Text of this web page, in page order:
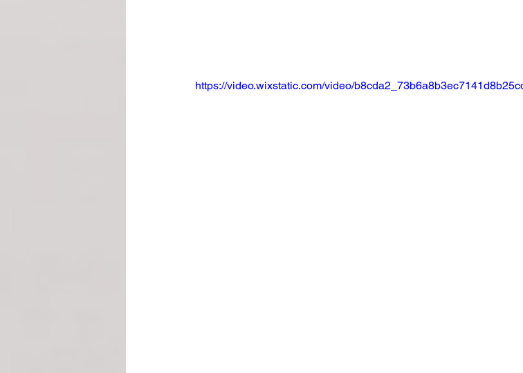
https://video.wixstatic.com/video/